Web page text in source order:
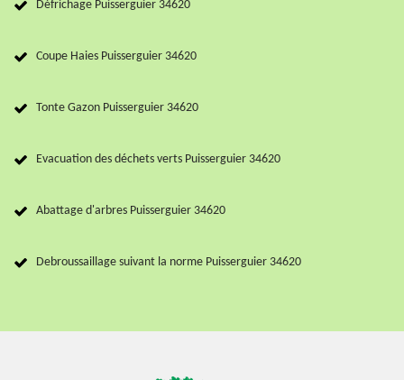
Défrichage Puisserguier 34620
Coupe Haies Puisserguier 34620
Tonte Gazon Puisserguier 34620
Evacuation des déchets verts Puisserguier 34620
Abattage d'arbres Puisserguier 34620
Debroussaillage suivant la norme Puisserguier 34620